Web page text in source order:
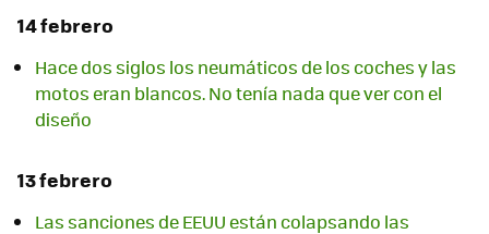
14 febrero
Hace dos siglos los neumáticos de los coches y las
motos eran blancos. No tenía nada que ver con el
diseño
13 febrero
Las sanciones de EEUU están colapsando las